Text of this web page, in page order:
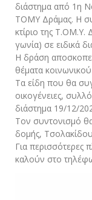
διάστημα από 1η
ΤΟΜΥ Δράμας. Η
κτίριο της Τ.ΟΜ.Υ.
γωνία) σε ειδικά
Η δράση
θέματα
Τα είδη που θα
οικογένειες,
διάστημα 19/12/
Τον συντονισμό
δομής,
Για περισσότερες
καλούν στο